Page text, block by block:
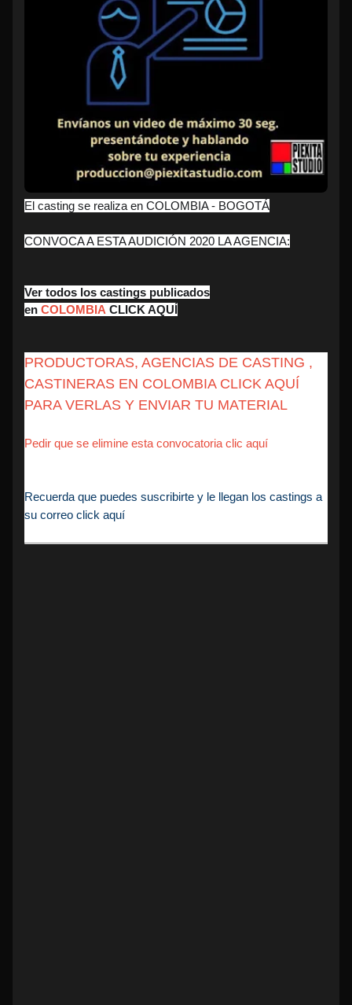
El casting se realiza en COLOMBIA - BOGOTÁ
CONVOCA A ESTA AUDICIÓN 2020 LA AGENCIA:
Ver todos los castings publicados
en COLOMBIA CLICK AQUÍ
PRODUCTORAS, AGENCIAS DE CASTING ,
CASTINERAS EN COLOMBIA CLICK AQUÍ
PARA VERLAS Y ENVIAR TU MATERIAL
Pedir que se elimine esta convocatoria clic aquí
Recuerda que puedes suscribirte y le llegan los castings a
su correo click aquí